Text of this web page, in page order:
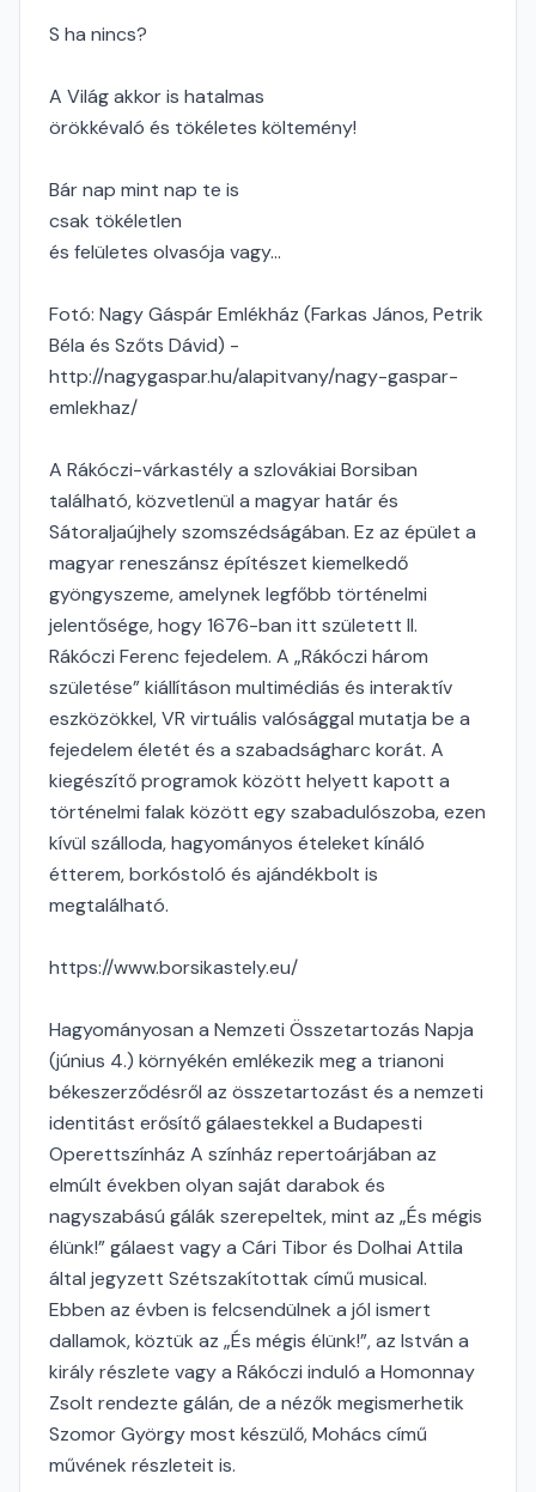
S ha nincs?
A Világ akkor is hatalmas
örökkévaló és tökéletes költemény!
Bár nap mint nap te is
csak tökéletlen
és felületes olvasója vagy…
Fotó: Nagy Gáspár Emlékház (Farkas János, Petrik
Béla és Szőts Dávid) -
http://nagygaspar.hu/alapitvany/nagy-gaspar-
emlekhaz/
A Rákóczi-várkastély a szlovákiai Borsiban
található, közvetlenül a magyar határ és
Sátoraljaújhely szomszédságában. Ez az épület a
magyar reneszánsz építészet kiemelkedő
gyöngyszeme, amelynek legfőbb történelmi
jelentősége, hogy 1676-ban itt született II.
Rákóczi Ferenc fejedelem. A „Rákóczi három
születése” kiállításon multimédiás és interaktív
eszközökkel, VR virtuális valósággal mutatja be a
fejedelem életét és a szabadságharc korát. A
kiegészítő programok között helyett kapott a
történelmi falak között egy szabadulószoba, ezen
kívül szálloda, hagyományos ételeket kínáló
étterem, borkóstoló és ajándékbolt is
megtalálható.
https://www.borsikastely.eu/
Hagyományosan a Nemzeti Összetartozás Napja
(június 4.) környékén emlékezik meg a trianoni
békeszerződésről az összetartozást és a nemzeti
identitást erősítő gálaestekkel a Budapesti
Operettszínház A színház repertoárjában az
elmúlt években olyan saját darabok és
nagyszabású gálák szerepeltek, mint az „És mégis
élünk!” gálaest vagy a Cári Tibor és Dolhai Attila
által jegyzett Szétszakítottak című musical.
Ebben az évben is felcsendülnek a jól ismert
dallamok, köztük az „És mégis élünk!”, az István a
király részlete vagy a Rákóczi induló a Homonnay
Zsolt rendezte gálán, de a nézők megismerhetik
Szomor György most készülő, Mohács című
művének részleteit is.